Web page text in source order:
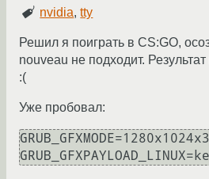
nvidia,tty
Решил я поиграть в CS:GO,
nouveau не подходит.
:(
Уже пробовал: